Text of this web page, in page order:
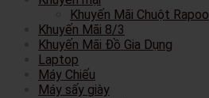
Khuyến Mãi Chuột Rapoo
Khuyến Mãi 8/3
Khuyến Mãi Đồ Gia Dụng
Laptop
Máy Chiếu
Máy sấy giày